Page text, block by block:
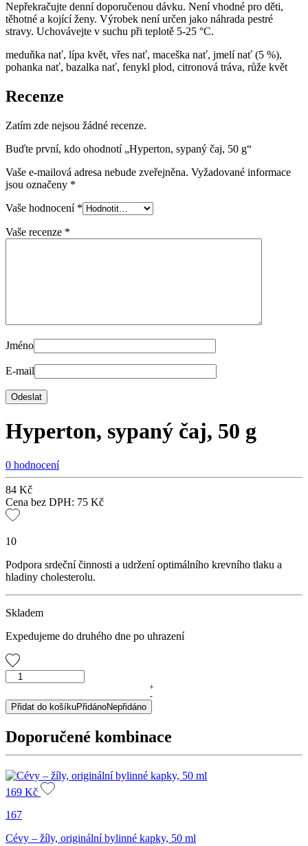
Nepřekračujte denní doporučenou dávku. Není vhodné pro děti,
těhotné a kojící ženy. Výrobek není určen jako náhrada pestré
stravy. Uchovávejte v suchu při teplotě 5-25 °C.
meduňka nať, lípa květ, vřes nať, maceška nať, jmelí nať (5 %),
pohanka nať, bazalka nať, fenykl plod, citronová tráva, růže květ
Recenze
Zatím zde nejsou žádné recenze.
Buďte první, kdo ohodnotí „Hyperton, sypaný čaj, 50 g“
Vaše e-mailová adresa nebude zveřejněna. Vyžadované informace
jsou označeny *
Vaše hodnocení *
Vaše recenze *
Jméno
E-mail
Hyperton, sypaný čaj, 50 g
0 hodnocení
84 Kč
Cena bez DPH: 75 Kč
10
Podpora srdeční činnosti a udržení optimálního krevního tlaku a
hladiny cholesterolu.
Skladem
Expedujeme do druhého dne po uhrazení
Hyperton,
čaj,
50
množství
+
-
Přidat do košíkuPřidánoNepřidáno
Doporučené kombinace
169 Kč
167
Cévy – žíly, originální bylinné kapky, 50 ml